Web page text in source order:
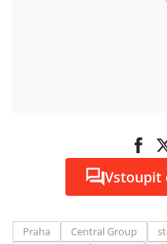
Vstoupit
Praha Central Group